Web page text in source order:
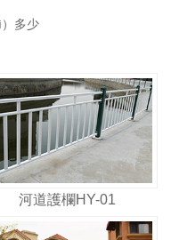
多少
河道護欄HY-01